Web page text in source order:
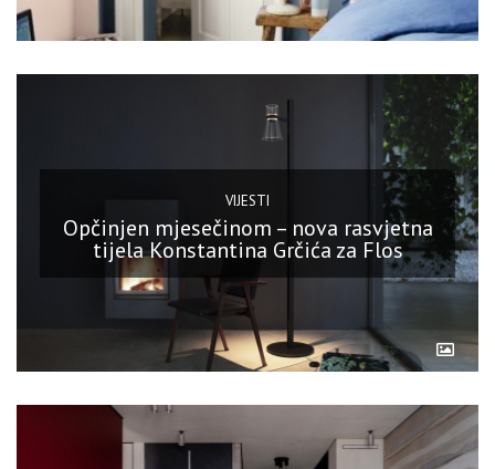
VIJESTI
Opčinjen mjesečinom – nova rasvjetna
tijela Konstantina Grčića za Flos